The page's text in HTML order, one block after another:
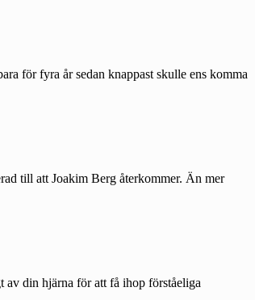
för fyra år sedan knappast skulle ens komma
till att Joakim Berg återkommer. Än mer
av din hjärna för att få ihop förståeliga